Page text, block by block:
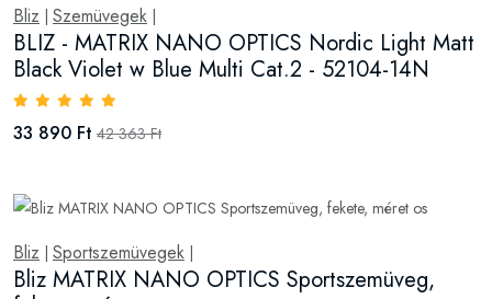
Bliz Szemüvegek
BLIZ - MATRIX NANO OPTICS Nordic Light Matt
Black Violet w Blue Multi Cat.2 - 52104-14N
33 890 Ft 42 363 Ft
Bliz Sportszemüvegek
Bliz MATRIX NANO OPTICS Sportszemüveg,